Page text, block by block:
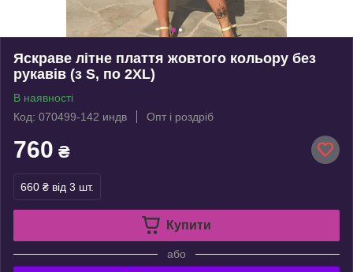
Яскраве літне плаття жовтого кольору без
рукавів (з S, по 2XL)
В наявності
Код: 070499-142 индв
Опт і роздріб
760 ₴
660 ₴ від 3 шт.
Купити
або